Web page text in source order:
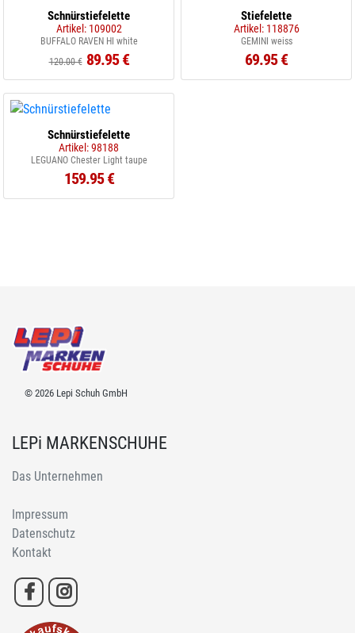
Schnürstiefelette
Artikel: 109002
BUFFALO RAVEN HI white
120.00 € 89.95 €
Stiefelette
Artikel: 118876
GEMINI weiss
69.95 €
Schnürstiefelette
Artikel: 98188
LEGUANO Chester Light taupe
159.95 €
© 2026 Lepi Schuh GmbH
LEPi MARKENSCHUHE
Das Unternehmen
Impressum
Datenschutz
Kontakt